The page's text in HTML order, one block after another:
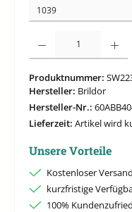
Produkt Anzahl: Gib den
Produktnummer:
Hersteller: Brildor
Hersteller-Nr.:
Lieferzeit: Artikel wird
Unsere Vorteile
Kostenloser
kurzfristige
100%